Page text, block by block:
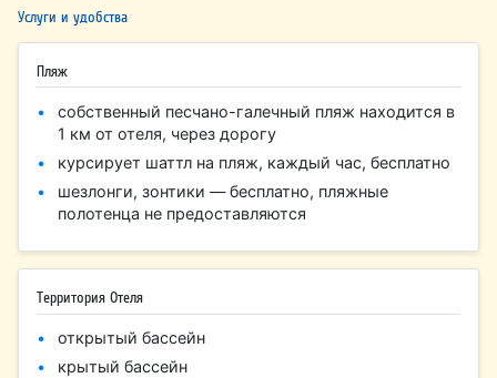
Услуги и удобства
Пляж
собственный песчано-галечный пляж находится в
1 км от отеля, через дорогу
курсирует шаттл на пляж, каждый час, бесплатно
шезлонги, зонтики — бесплатно, пляжные
полотенца не предоставляются
Территория Отеля
открытый бассейн
крытый бассейн